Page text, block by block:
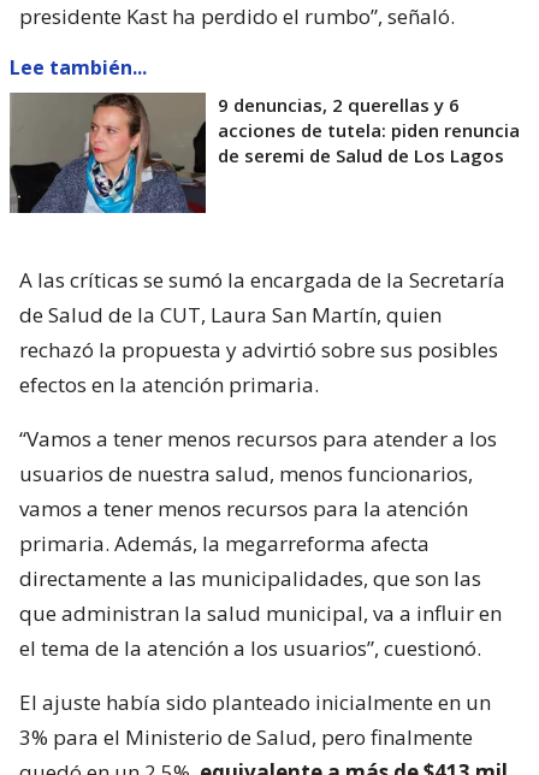
presidente Kast ha perdido el rumbo”, señaló.
Lee también...
9 denuncias, 2 querellas y 6
acciones de tutela: piden renuncia
de seremi de Salud de Los Lagos
A las críticas se sumó la encargada de la Secretaría
de Salud de la CUT, Laura San Martín, quien
rechazó la propuesta y advirtió sobre sus posibles
efectos en la atención primaria.
“Vamos a tener menos recursos para atender a los
usuarios de nuestra salud, menos funcionarios,
vamos a tener menos recursos para la atención
primaria. Además, la megarreforma afecta
directamente a las municipalidades, que son las
que administran la salud municipal, va a influir en
el tema de la atención a los usuarios”, cuestionó.
El ajuste había sido planteado inicialmente en un
3% para el Ministerio de Salud, pero finalmente